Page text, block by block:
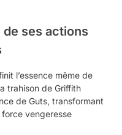
de ses actions
l’essence même de
trahison de Griffith
de Guts, transformant
vengeresse